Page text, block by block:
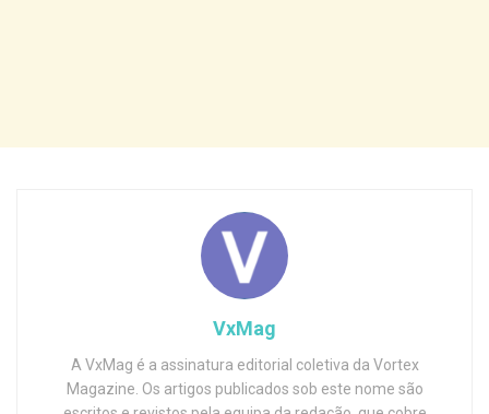
VxMag
A VxMag é a assinatura editorial coletiva da Vortex
Magazine. Os artigos publicados sob este nome são